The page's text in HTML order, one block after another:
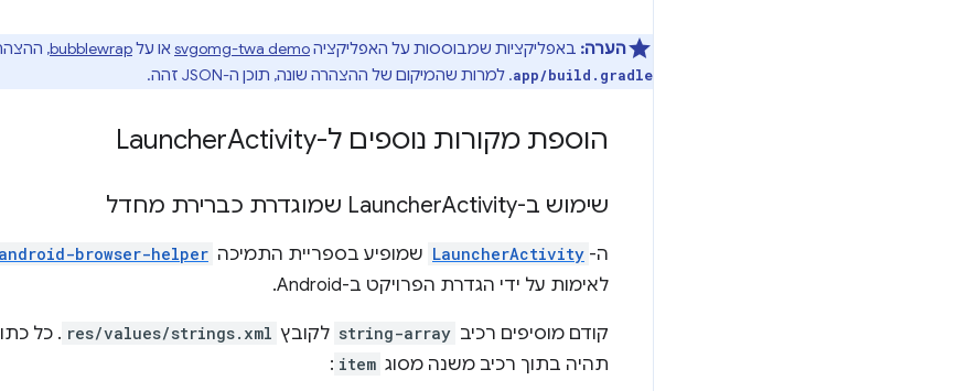
הערה: באפליקציות שמבוססות על האפליקציהsvgomg-twa demoאו עלbubblewrap
,
app/build.gradle. למרות שהמיקום של ההצהרה שונה, תוכן ה-JSON זהה.
הוספת מקורות נוספים ל-LauncherActivity
שימוש ב-LauncherActivity שמוגדרת כברירת מחדל
ה- LauncherActivity שמופיע בספריית התמיכה android-browser-helper
לאימות על ידי הגדרת הפרויקט ב-Android.
קודם מוסיפים רכיב string-array לקובץ res/values/strings.xml
תהיה בתוך רכיב משנה מסוג item
: